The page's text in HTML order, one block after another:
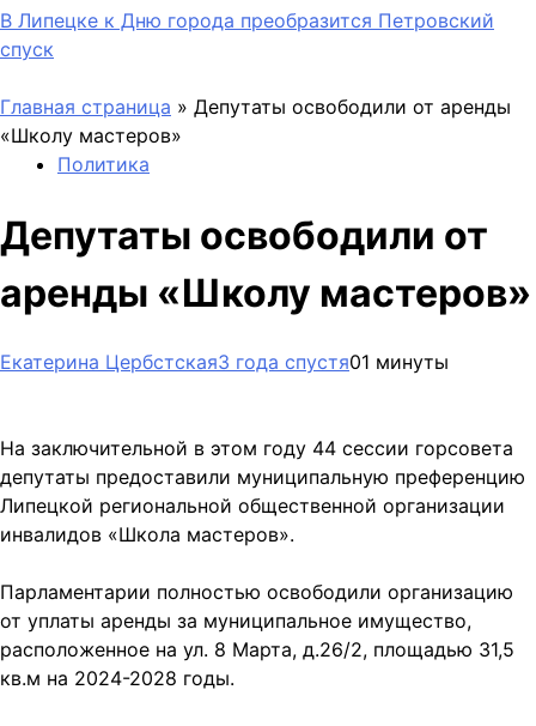
В Липецке к Дню города преобразится Петровский
спуск
Главная страница » Депутаты освободили от аренды
«Школу мастеров»
Политика
Депутаты освободили от
аренды «Школу мастеров»
Екатерина Цербстская3 года спустя01 минуты
На заключительной в этом году 44 сессии горсовета
депутаты предоставили муниципальную преференцию
Липецкой региональной общественной организации
инвалидов «Школа мастеров».
Парламентарии полностью освободили организацию
от уплаты аренды за муниципальное имущество,
расположенное на ул. 8 Марта, д.26/2, площадью 31,5
кв.м на 2024-2028 годы.